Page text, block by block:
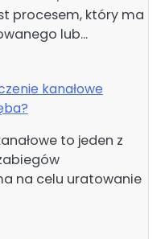
procesem, który ma
lub…
kanałowe
to jeden z
na celu uratowanie